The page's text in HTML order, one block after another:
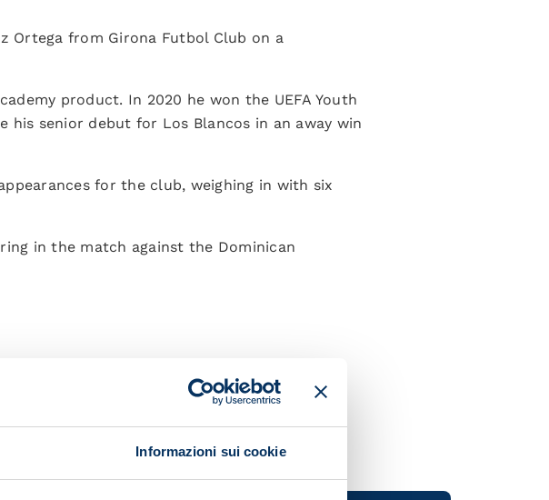
Informazioni sui cookie
Ortega from Girona Futbol Club on a
product. In 2020 he won the UEFA Youth
his senior debut for Los Blancos in an away win
for the club, weighing in with six
in the match against the Dominican